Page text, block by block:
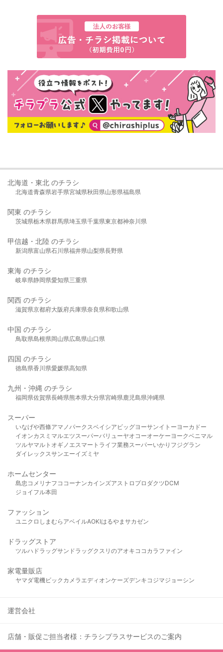
北海道・東北 のチラシ
北海道青森県岩手県宮城県秋田県山形県福島県
関東 のチラシ
茨城県栃木県群馬県埼玉県千葉県東京都神奈川県
甲信越・北陸 のチラシ
新潟県富山県石川県福井県山梨県長野県
東海 のチラシ
岐阜県静岡県愛知県三重県
関西 のチラシ
滋賀県京都府大阪府兵庫県奈良県和歌山県
中国 のチラシ
鳥取県島根県岡山県広島県山口県
四国 のチラシ
徳島県香川県愛媛県高知県
九州・沖縄 のチラシ
福岡県佐賀県長崎県熊本県大分県宮崎県 鹿児島県沖縄県
スーパー
いなげや西條アマノパークスベイシア ビッグヨーサンイトーヨーカドー
イオンカスミ マルエツ スーパーバリューヤオコーオーケー ヨークベニマル
ツルヤマルト オギノ エスマート ライフ業務スーパーいかり フジグラン
ダイレックスサンエーイズミヤ
ホームセンター
島忠 コメリ ナフコ コーナンカインズアストロプロダクツDCM
ジョイフル本田
ファッション
ユニクロ しまむら アベイルAOKIはるやま サカゼン
ドラッグストア
ツルハドラッグサンドラッグクスリのアオキ ココカラファイン
家電量販店
ヤマダ電機ビックカメラ エディオンケーズデンキ コジマジョーシン
運営会社
店舗・販促ご担当者様：チラシプラスサービスのご案内